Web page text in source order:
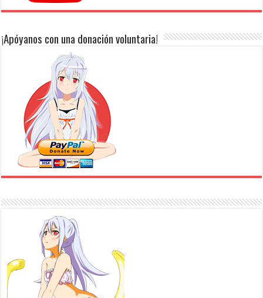
¡Apóyanos con una donación voluntaria!